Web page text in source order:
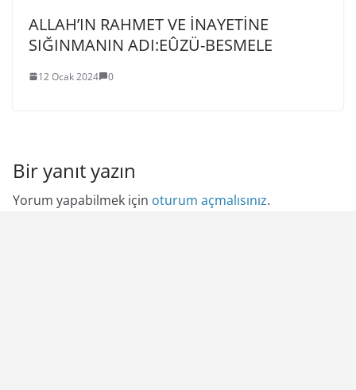
ALLAH’IN RAHMET VE İNAYETİNE
SIĞINMANIN ADI:EÛZÜ-BESMELE
12 Ocak 2024 0
Bir yanıt yazın
Yorum yapabilmek için oturum açmalısınız.